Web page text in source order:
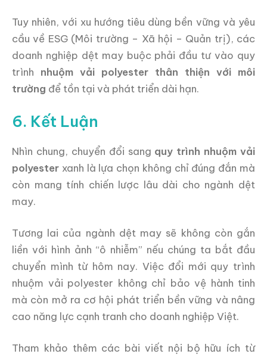
Tuy nhiên, với xu hướng tiêu dùng bền vững và yêu
cầu về ESG (Môi trường – Xã hội – Quản trị), các
doanh nghiệp dệt may buộc phải đầu tư vào quy
trình nhuộm vải polyester thân thiện với môi
trường để tồn tại và phát triển dài hạn.
6. Kết Luận
Nhìn chung, chuyển đổi sang quy trình nhuộm vải
polyester xanh là lựa chọn không chỉ đúng đắn mà
còn mang tính chiến lược lâu dài cho ngành dệt
may.
Tương lai của ngành dệt may sẽ không còn gắn
liền với hình ảnh “ô nhiễm” nếu chúng ta bắt đầu
chuyển mình từ hôm nay. Việc đổi mới quy trình
nhuộm vải polyester không chỉ bảo vệ hành tinh
mà còn mở ra cơ hội phát triển bền vững và nâng
cao năng lực cạnh tranh cho doanh nghiệp Việt.
Tham khảo thêm các bài viết nội bộ hữu ích từ